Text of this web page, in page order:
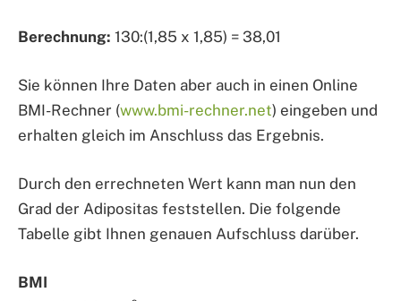
Berechnung: 130:(1,85 x 1,85) = 38,01
Sie können Ihre Daten aber auch in einen Online
BMI-Rechner (www.bmi-rechner.net) eingeben und
erhalten gleich im Anschluss das Ergebnis.
Durch den errechneten Wert kann man nun den
Grad der Adipositas feststellen. Die folgende
Tabelle gibt Ihnen genauen Aufschluss darüber.
BMI